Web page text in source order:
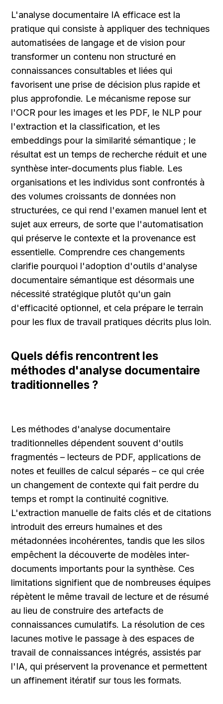
L'analyse documentaire IA efficace est la
pratique qui consiste à appliquer des techniques
automatisées de langage et de vision pour
transformer un contenu non structuré en
connaissances consultables et liées qui
favorisent une prise de décision plus rapide et
plus approfondie. Le mécanisme repose sur
l'OCR pour les images et les PDF, le NLP pour
l'extraction et la classification, et les
embeddings pour la similarité sémantique ; le
résultat est un temps de recherche réduit et une
synthèse inter-documents plus fiable. Les
organisations et les individus sont confrontés à
des volumes croissants de données non
structurées, ce qui rend l'examen manuel lent et
sujet aux erreurs, de sorte que l'automatisation
qui préserve le contexte et la provenance est
essentielle. Comprendre ces changements
clarifie pourquoi l'adoption d'outils d'analyse
documentaire sémantique est désormais une
nécessité stratégique plutôt qu'un gain
d'efficacité optionnel, et cela prépare le terrain
pour les flux de travail pratiques décrits plus loin.
Quels défis rencontrent les
méthodes d'analyse documentaire
traditionnelles ?
Les méthodes d'analyse documentaire
traditionnelles dépendent souvent d'outils
fragmentés – lecteurs de PDF, applications de
notes et feuilles de calcul séparés – ce qui crée
un changement de contexte qui fait perdre du
temps et rompt la continuité cognitive.
L'extraction manuelle de faits clés et de citations
introduit des erreurs humaines et des
métadonnées incohérentes, tandis que les silos
empêchent la découverte de modèles inter-
documents importants pour la synthèse. Ces
limitations signifient que de nombreuses équipes
répètent le même travail de lecture et de résumé
au lieu de construire des artefacts de
connaissances cumulatifs. La résolution de ces
lacunes motive le passage à des espaces de
travail de connaissances intégrés, assistés par
l'IA, qui préservent la provenance et permettent
un affinement itératif sur tous les formats.